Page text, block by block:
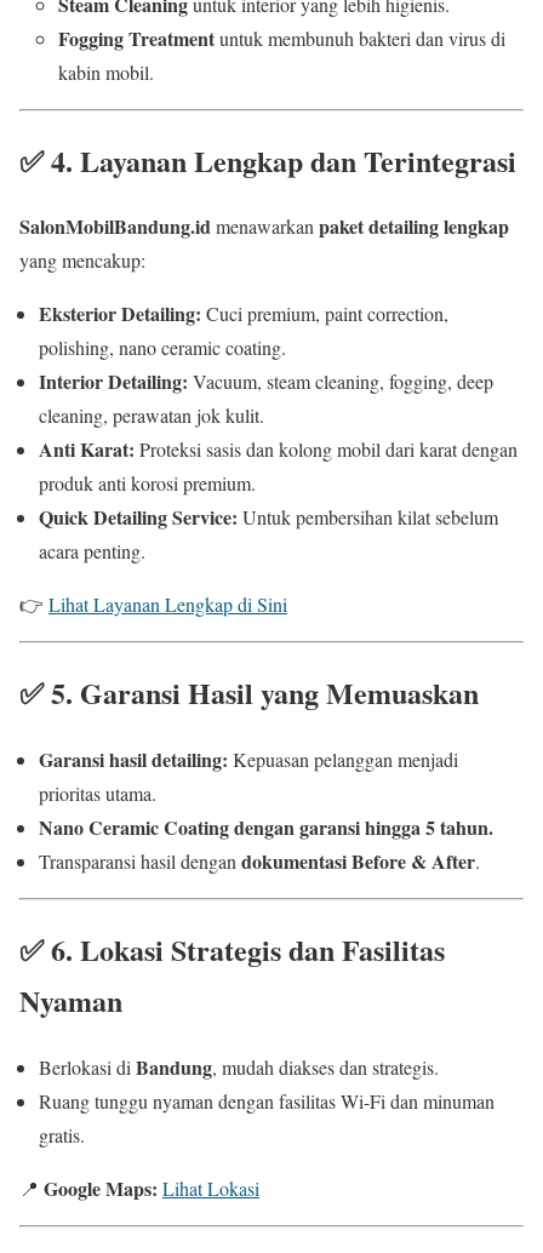
Fogging Treatmentuntuk membunuh bakteri dan virus di
kabin mobil.
✅4. Layanan Lengkap dan Terintegrasi
SalonMobilBandung.idmenawarkanpaket detailing lengkap
yang mencakup:
Eksterior Detailing: Cuci premium, paint correction,
polishing, nano ceramic coating.
Interior Detailing: Vacuum, steam cleaning, fogging, deep
cleaning, perawatan jok kulit.
Anti Karat: Proteksi sasis dan kolong mobil dari karat dengan
produk anti korosi premium.
Quick Detailing Service: Untuk pembersihan kilat sebelum
acara penting.
👉 Lihat Layanan Lengkap di Sini
✅5. Garansi Hasil yang Memuaskan
Garansi hasil detailing: Kepuasan pelanggan menjadi
prioritas utama.
Nano Ceramic Coating dengan garansi hingga 5 tahun.
Transparansi hasil dengandokumentasi Before & After.
✅6. Lokasi Strategis dan Fasilitas
Nyaman
Berlokasi di Bandung, mudah diakses dan strategis.
Ruang tunggu nyaman dengan fasilitas Wi-Fi dan minuman
gratis.
📍 Google Maps: Lihat Lokasi